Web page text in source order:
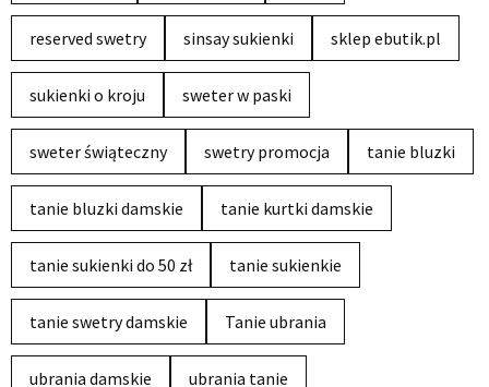
reserved swetry sinsay sukienki sklep ebutik.pl
sukienki o kroju sweter w paski
sweter świąteczny swetry promocja tanie bluzki
tanie bluzki damskie tanie kurtki damskie
tanie sukienki do 50 zł tanie sukienkie
tanie swetry damskie Tanie ubrania
ubrania damskie ubrania tanie